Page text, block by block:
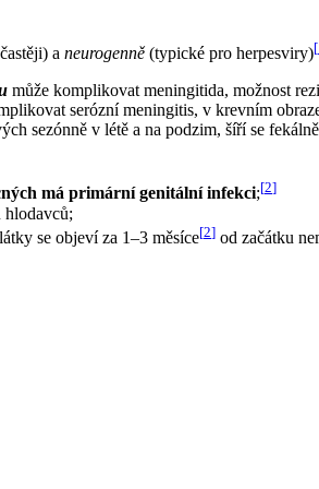
a neurogenně (typické pro herpesviry)[
může komplikovat meningitida, možnost
serózní meningitis, v krevním
sezónně v létě a na podzim, šíří se
má primární genitální infekci;[2]
hlodavců;
se objeví za 1–3 měsíce[2] od začátku